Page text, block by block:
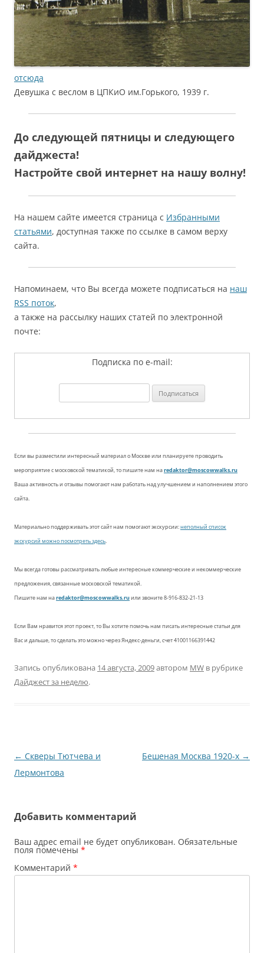
отсюда
Девушка с веслом в ЦПКиО им.Горького, 1939 г.
До следующей пятницы и следующего
дайджеста!
Настройте свой интернет на нашу волну!
На нашем сайте имеется страница с Избранными
статьями, доступная также по ссылке в самом верху
сайта.
Напоминаем, что Вы всегда можете подписаться на наш
RSS поток,
а также на рассылку наших статей по электронной
почте:
Подписка по e-mail:
Если вы разместили интересный материал о Москве или планируете проводить
мероприятие с московской тематикой, то пишите нам наredaktor@moscowwalks.ru
Ваша активность и отзывы помогают нам работать над улучшением и наполнением этого
сайта.
Материально поддерживать этот сайт нам помогают экскурсии:неполный список
экскурсий можно посмотреть здесь.
Мы всегда готовы рассматривать любые интересные коммерческие и некоммерческие
предложения, связанные московской тематикой.
Пишите нам наredaktor@moscowwalks.ruили звоните 8-916-832-21-13
Если Вам нравится этот проект, то Вы хотите помочь нам писать интересные статьи для
Вас и дальше, то сделать это можно через Яндекс-деньги, счет 41001166391442
Запись опубликована 14 августа, 2009автором MW в рубрике
Дайджест за неделю.
Навигация
по
← Скверы Тютчева и
Лермонтова
Бешеная Москва 1920-х →
Добавить комментарий
Ваш адрес email не будет опубликован. Обязательные
поля помечены *
Комментарий *